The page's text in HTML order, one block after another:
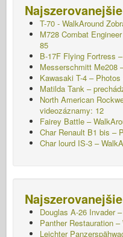
T-70 - WalkAround
M728 Combat
85
B-17F Flying Fortress
Messerschmitt Me208
Kawasaki T-4 –
Matilda Tank –
North American
videozáznamy: 12
Fairey Battle –
Char Renault B1 bis –
Char lourd IS-3 –
Douglas A-26 Invader
Panther Restauration
Leichter